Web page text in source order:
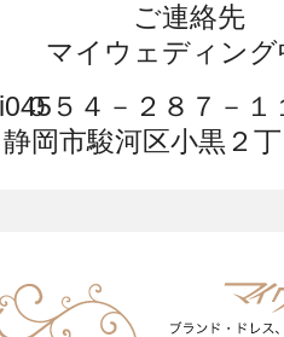
ご連絡先
マイウェディング
５４－２８７－
静岡市駿河区小黒２